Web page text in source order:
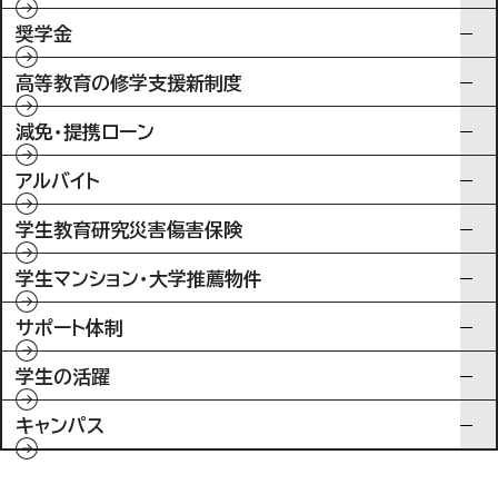
奨学金
高等教育の修学支援新制度
減免・提携ローン
アルバイト
学生教育研究災害傷害保険
学生マンション・大学推薦物件
サポート体制
学生の活躍
キャンパス